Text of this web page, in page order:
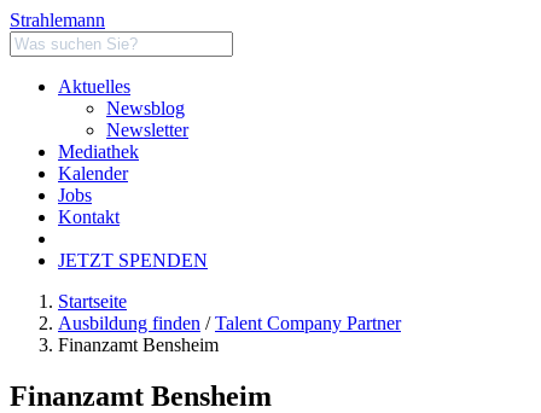
Strahlemann
Aktuelles
Newsblog
Newsletter
Mediathek
Kalender
Jobs
Kontakt
JETZT SPENDEN
Startseite
Ausbildung finden /Talent Company Partner
Finanzamt Bensheim
Finanzamt Bensheim